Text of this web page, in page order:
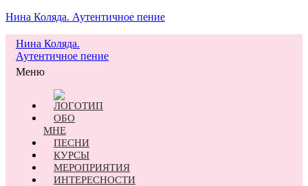
Нина Коляда. Аутентичное пение
Нина Коляда.
Аутентичное пение
Меню
ОБО
МНЕ
ПЕСНИ
КУРСЫ
МЕРОПРИЯТИЯ
ИНТЕРЕСНОСТИ